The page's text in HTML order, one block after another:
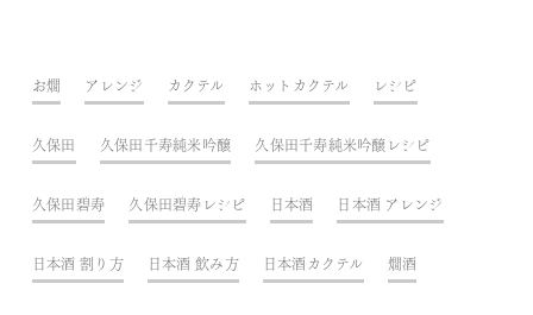
お燗 アレンジ カクテル ホットカクテル レシピ
久保田 久保田千寿純米吟醸 久保田千寿純米吟醸レシピ
久保田碧寿 久保田碧寿レシピ 日本酒 日本酒 アレンジ
日本酒 割り方 日本酒 飲み方 日本酒カクテル 燗酒